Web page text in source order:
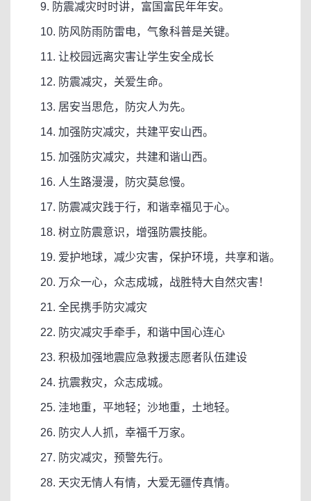
9. 防震减灾时时讲，富国富民年年安。
10. 防风防雨防雷电，气象科普是关键。
11. 让校园远离灾害让学生安全成长
12. 防震减灾，关爱生命。
13. 居安当思危，防灾人为先。
14. 加强防灾减灾，共建平安山西。
15. 加强防灾减灾，共建和谐山西。
16. 人生路漫漫，防灾莫怠慢。
17. 防震减灾践于行，和谐幸福见于心。
18. 树立防震意识，增强防震技能。
19. 爱护地球，减少灾害，保护环境，共享和谐。
20. 万众一心，众志成城，战胜特大自然灾害！
21. 全民携手防灾减灾
22. 防灾减灾手牵手，和谐中国心连心
23. 积极加强地震应急救援志愿者队伍建设
24. 抗震救灾，众志成城。
25. 洼地重，平地轻；沙地重，土地轻。
26. 防灾人人抓，幸福千万家。
27. 防灾减灾，预警先行。
28. 天灾无情人有情，大爱无疆传真情。